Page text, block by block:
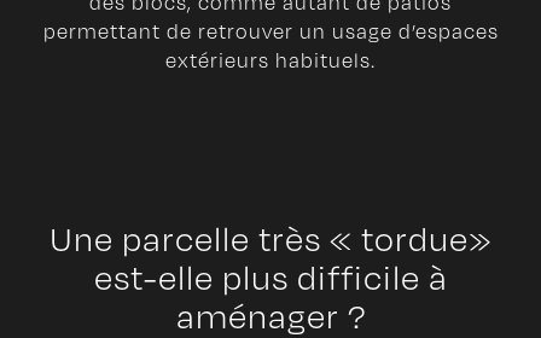
permettant de retrouver un usage d’espaces
extérieurs habituels.
Une parcelle très « tordue»
est-elle plus difficile à
aménager ?